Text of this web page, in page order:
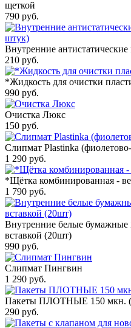
щеткой
790 руб.
Внутренние
210 руб.
*Жидкость для очистки
990 руб.
Очистка Люкс
150 руб.
Слипмат Plastinka
1 290 руб.
*Щётка комбинированная -
1 790 руб.
Внутренние белые бумажные
вставкой (20шт)
990 руб.
Слипмат Пингвин
1 290 руб.
Пакеты ПЛОТНЫЕ 150 мкн.
290 руб.